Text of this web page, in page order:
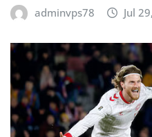
adminvps78 Jul